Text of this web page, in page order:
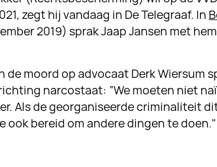
zegt hij vandaag in De Telegraaf. In
2019) sprak Jaap Jansen met
de moord op advocaat Derk Wiersum
narcostaat: “We moeten niet
Als de georganiseerde criminaliteit
ook bereid om andere dingen te doen."